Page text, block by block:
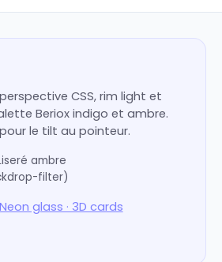
CSS, rim light et
Beriox indigo et ambre.
le tilt au pointeur.
ambre
filter)
Neon glass · 3D cards